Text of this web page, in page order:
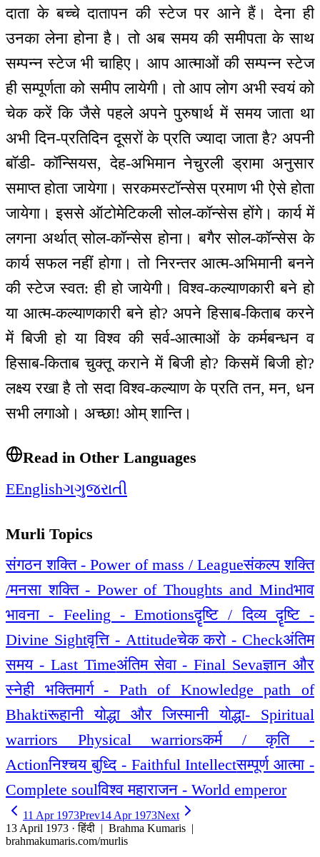
दाता के बच्चे दातापन की स्टेज पर आने हैं। देना ही
उनका लेना होना है। तो अब समय की समीपता के साथ
सम्पन्न स्टेज भी चाहिए। आप आत्माओं की सम्पन्न स्टेज
ही सम्पूर्णता को समीप लायेगी। तो आप लोग अभी स्वयं को
चेक करें कि जैसे पहले अपने पुरुषार्थ में समय जाता था
अभी दिन-प्रतिदिन दूसरों के प्रति ज्यादा जाता है? अपनी
बॉडी- कॉन्सियस, देह-अभिमान नेचुरली ड्रामा अनुसार
समाप्त होता जायेगा। सरकमस्टॉन्सेस प्रमाण भी ऐसे होता
जायेगा। इससे ऑटोमेटिकली सोल-कॉन्सेस होंगे। कार्य में
लगना अर्थात् सोल-कॉन्सेस होना। बगैर सोल-कॉन्सेस के
कार्य सफल नहीं होगा। तो निरन्तर आत्म-अभिमानी बनने
की स्टेज स्वत: ही हो जायेगी। विश्व-कल्याणकारी बने हो
या आत्म-कल्याणकारी बने हो? अपने हिसाब-किताब करने
में बिजी हो या विश्व की सर्व-आत्माओं के कर्मबन्धन व
हिसाब-किताब चुक्तू कराने में बिजी हो? किसमें बिजी हो?
लक्ष्य रखा है तो सदा विश्व-कल्याण के प्रति तन, मन, धन
सभी लगाओ। अच्छा! ओम् शान्ति।
Read in Other Languages
EEnglishગગુજરાતી
Murli Topics
संगठन शक्ति - Power of mass / Leagueसंकल्प शक्ति
/मनसा शक्ति - Power of Thoughts and Mindभाव
भावना - Feeling - Emotionsदॄष्टि / दिव्य दॄष्टि -
Divine Sightवृत्ति - Attitudeचेक करो - Checkअंतिम
समय - Last Timeअंतिम सेवा - Final Sevaज्ञान और
स्नेही भक्तिमार्ग - Path of Knowledge path of
Bhaktiरूहानी योद्धा और जिस्मानी योद्धा- Spiritual
warriors Physical warriorsकर्म / कृति -
Actionनिश्चय बुध्दि - Faithful Intellectसम्पूर्ण आत्मा -
Complete soulविश्व महाराजन - World emperor
11 Apr 1973Prev14 Apr 1973Next
13 April 1973 · हिंदी | Brahma Kumaris |
brahmakumaris.com/murlis